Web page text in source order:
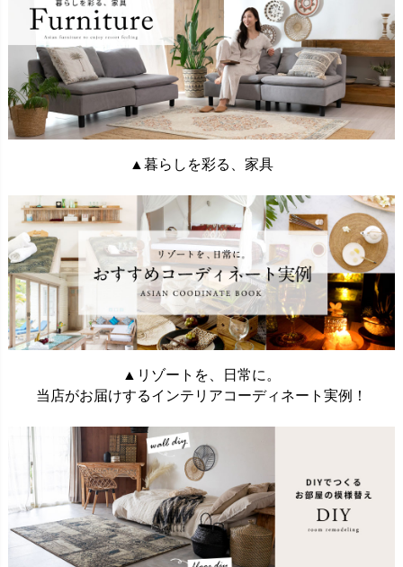
▲暮らしを彩る、家具
▲リゾートを、日常に。
当店がお届けするインテリアコーディネート実例！